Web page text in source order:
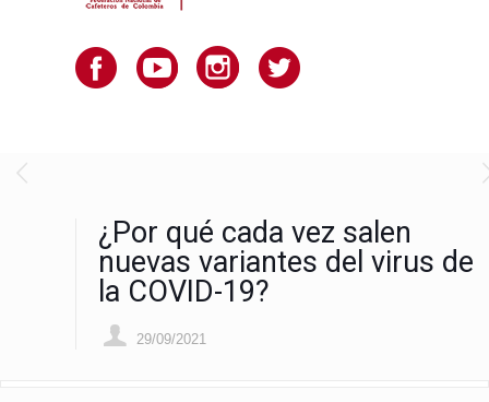
¿Por qué cada vez salen
nuevas variantes del virus de
la COVID-19?
29/09/2021